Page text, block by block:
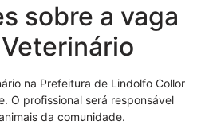
sobre a vaga
na Prefeitura de Lindolfo Collor
O profissional será responsável
da comunidade.